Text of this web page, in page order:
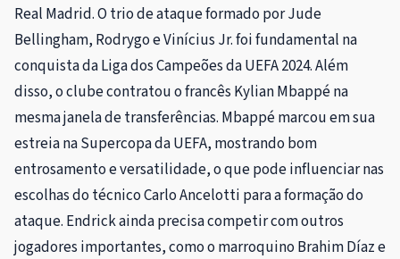
Real Madrid. O trio de ataque formado por Jude
Bellingham, Rodrygo e Vinícius Jr. foi fundamental na
conquista da Liga dos Campeões da UEFA 2024. Além
disso, o clube contratou o francês Kylian Mbappé na
mesma janela de transferências. Mbappé marcou em sua
estreia na Supercopa da UEFA, mostrando bom
entrosamento e versatilidade, o que pode influenciar nas
escolhas do técnico Carlo Ancelotti para a formação do
ataque. Endrick ainda precisa competir com outros
jogadores importantes, como o marroquino Brahim Díaz e